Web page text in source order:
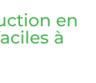
en
à